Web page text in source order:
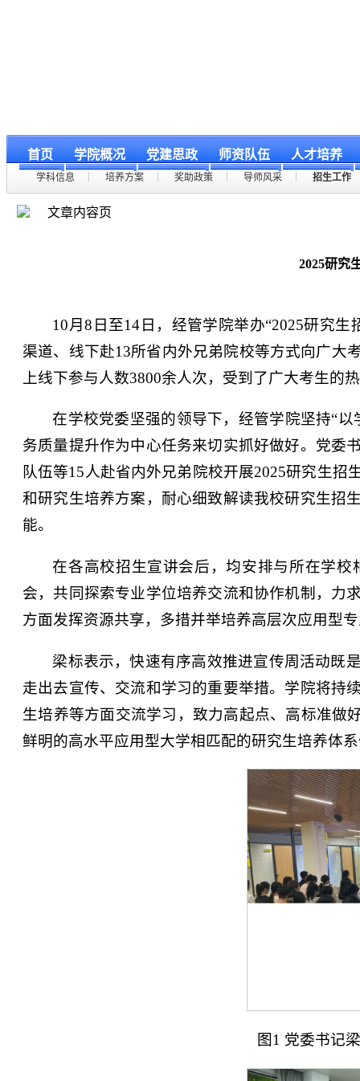
首页 学院概况 党建思政 师资队伍 人才培养
学科信息 培养方案 奖助政策 导师风采 招生工作
文章内容页
2025研究
10月8日至14日，经管学院举办“2025研究
渠道、线下赴13所省内外兄弟院校等方式向广大
上线下参与人数3800余人次，受到了广大考生
在学校党委坚强的领导下，经管学院坚持“
务质量提升作为中心任务来切实抓好做好。党委
队伍等15人赴省内外兄弟院校开展2025研究生
和研究生培养方案，耐心细致解读我校研究生招
能。
在各高校招生宣讲会后，均安排与所在学
会，共同探索专业学位培养交流和协作机制，力
方面发挥资源共享，多措并举培养高层次应用型
梁标表示，快速有序高效推进宣传周活动既
走出去宣传、交流和学习的重要举措。学院将持
生培养等方面交流学习，致力高起点、高标准做
鲜明的高水平应用型大学相匹配的研究生培养体
图1 党委书记